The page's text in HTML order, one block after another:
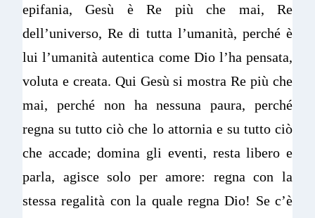
epifania, Gesù è Re più che mai, Re
dell’universo, Re di tutta l’umanità, perché è
lui l’umanità autentica come Dio l’ha pensata,
voluta e creata. Qui Gesù si mostra Re più che
mai, perché non ha nessuna paura, perché
regna su tutto ciò che lo attornia e su tutto ciò
che accade; domina gli eventi, resta libero e
parla, agisce solo per amore: regna con la
stessa regalità con la quale regna Dio! Se c’è